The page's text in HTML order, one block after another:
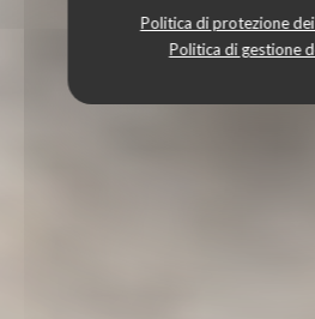
Politica di protezione
Politica di gestione